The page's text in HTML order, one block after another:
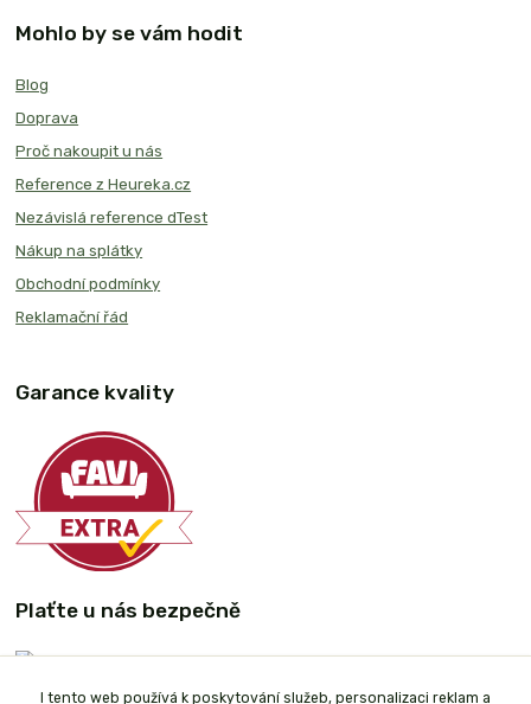
Mohlo by se vám hodit
Blog
Doprava
Proč nakoupit u nás
Reference z Heureka.cz
Nezávislá reference dTest
Nákup na splátky
Obchodní podmínky
Reklamační řád
Garance kvality
Plaťte u nás bezpečně
I tento web používá k poskytování služeb, personalizaci reklam a